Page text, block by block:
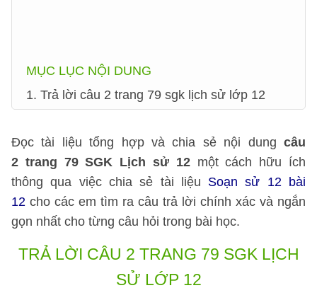
MỤC LỤC NỘI DUNG
1. Trả lời câu 2 trang 79 sgk lịch sử lớp 12
Đọc tài liệu tổng hợp và chia sẻ nội dung câu
2 trang 79 SGK Lịch sử 12một cách hữu ích
thông qua việc chia sẻ tài liệu Soạn sử 12 bài
12 cho các em tìm ra câu trả lời chính xác và ngắn
gọn nhất cho từng câu hỏi trong bài học.
TRẢ LỜI CÂU 2 TRANG 79 SGK LỊCH
SỬ LỚP 12